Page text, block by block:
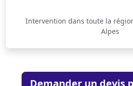
Intervention dans toute la
Alpes
Demander un devis